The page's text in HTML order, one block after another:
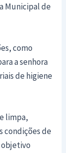
Municipal de
como
a senhora
de higiene
limpa,
condições de
objetivo